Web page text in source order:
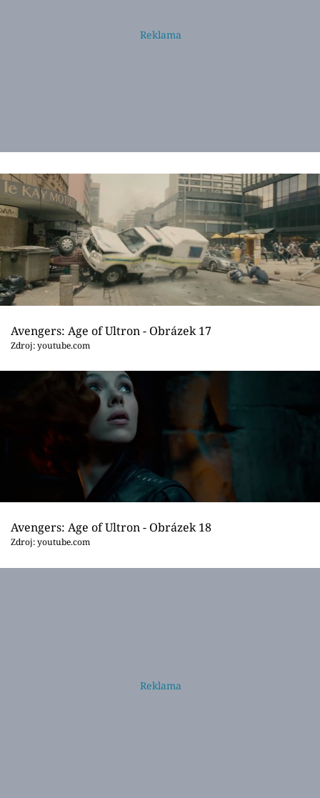
Avengers: Age of Ultron - Obrázek 17
Zdroj: youtube.com
Avengers: Age of Ultron - Obrázek 18
Zdroj: youtube.com